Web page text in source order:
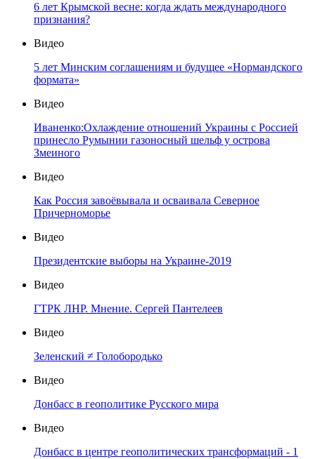
6 лет Крымской весне: когда ждать международного
признания?
Видео
5 лет Минским соглашениям и будущее «Нормандского
формата»
Видео
Иваненко:Охлаждение отношений Украины с Россией
принесло Румынии газоносный шельф у острова
Змеиного
Видео
Как Россия завоёвывала и осваивала Северное
Причерноморье
Видео
Президентские выборы на Украине-2019
Видео
ГТРК ЛНР. Мнение. Сергей Пантелеев
Видео
Зеленский ≠ Голобородько
Видео
Донбасс в геополитике Русского мира
Видео
Донбасс в центре геополитических трансформаций - 1